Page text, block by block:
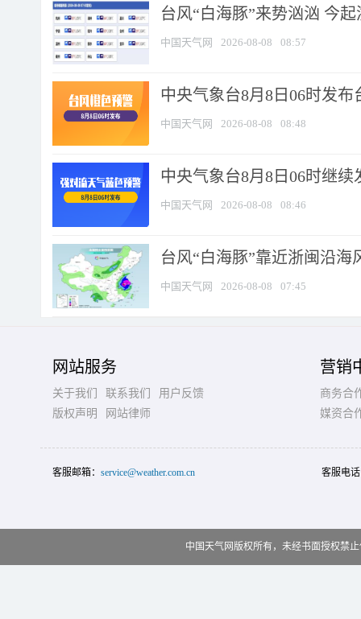
台风“白海豚”来势汹汹 今
中国天气网 2026-08-08 08:57
中央气象台8月8日06时发布
中国天气网 2026-08-08 08:48
中央气象台8月8日06时继
中国天气网 2026-08-08 08:46
台风“白海豚”靠近浙闽沿
中国天气网 2026-08-08 07:45
网站服务
关于我们 联系我们
用户反馈
版权声明
网站律师
营销
商务合
媒资合
客服邮箱： service@weather.com.cn 客服电
中国天气网版权所有，未经书面授权